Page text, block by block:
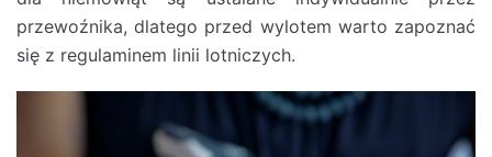
przewoźnika, dlatego przed wylotem warto zapoznać
się z regulaminem linii lotniczych.